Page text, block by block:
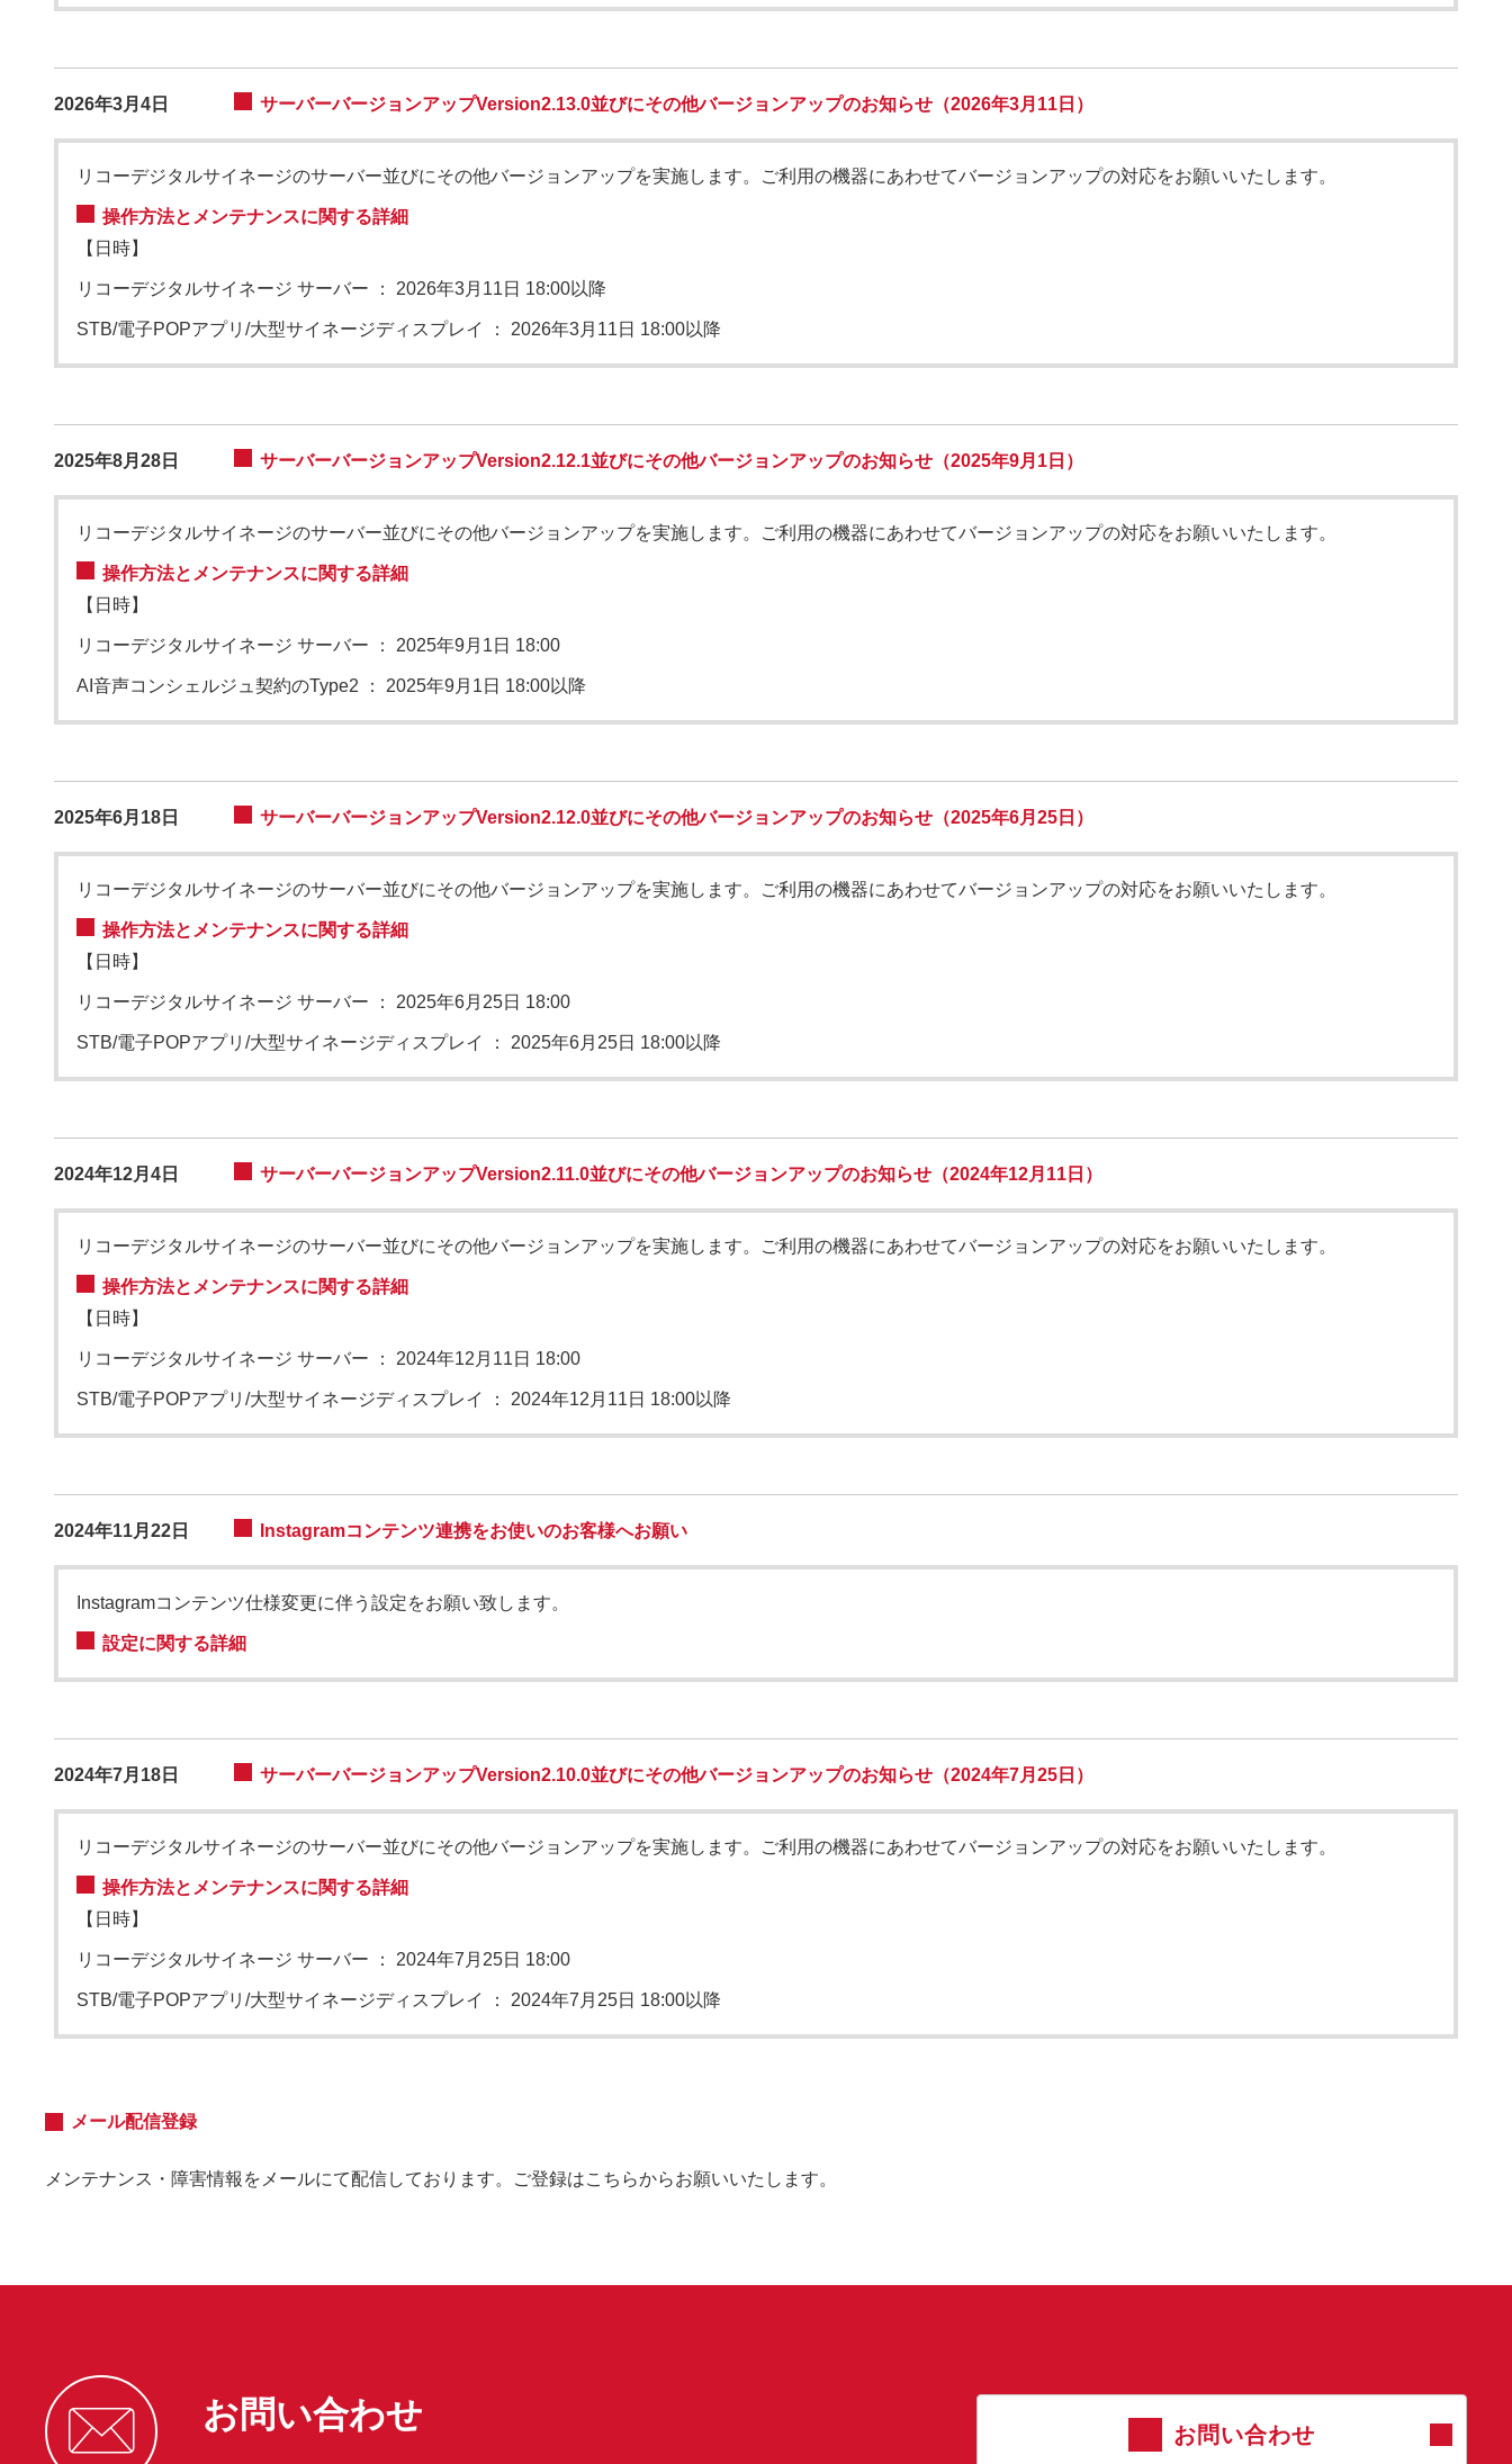
2026年3月4日 サーバーバージョンアップVersion2.13.0並びにその他バージョンアップのお知らせ（2026年3月11日）
リコーデジタルサイネージのサーバー並びにその他バージョンアップを実施します。ご利用の機器にあわせてバージョンアップの対応をお願いいたします。
操作方法とメンテナンスに関する詳細
【日時】
リコーデジタルサイネージ サーバー ： 2026年3月11日 18:00以降
STB/電子POPアプリ/大型サイネージディスプレイ ： 2026年3月11日 18:00以降
2025年8月28日 サーバーバージョンアップVersion2.12.1並びにその他バージョンアップのお知らせ（2025年9月1日）
リコーデジタルサイネージのサーバー並びにその他バージョンアップを実施します。ご利用の機器にあわせてバージョンアップの対応をお願いいたします。
操作方法とメンテナンスに関する詳細
【日時】
リコーデジタルサイネージ サーバー ： 2025年9月1日 18:00
AI音声コンシェルジュ契約のType2 ： 2025年9月1日 18:00以降
2025年6月18日 サーバーバージョンアップVersion2.12.0並びにその他バージョンアップのお知らせ（2025年6月25日）
リコーデジタルサイネージのサーバー並びにその他バージョンアップを実施します。ご利用の機器にあわせてバージョンアップの対応をお願いいたします。
操作方法とメンテナンスに関する詳細
【日時】
リコーデジタルサイネージ サーバー ： 2025年6月25日 18:00
STB/電子POPアプリ/大型サイネージディスプレイ ： 2025年6月25日 18:00以降
2024年12月4日 サーバーバージョンアップVersion2.11.0並びにその他バージョンアップのお知らせ（2024年12月11日）
リコーデジタルサイネージのサーバー並びにその他バージョンアップを実施します。ご利用の機器にあわせてバージョンアップの対応をお願いいたします。
操作方法とメンテナンスに関する詳細
【日時】
リコーデジタルサイネージ サーバー ： 2024年12月11日 18:00
STB/電子POPアプリ/大型サイネージディスプレイ ： 2024年12月11日 18:00以降
2024年11月22日 Instagramコンテンツ連携をお使いのお客様へお願い
Instagramコンテンツ仕様変更に伴う設定をお願い致します。
設定に関する詳細
2024年7月18日 サーバーバージョンアップVersion2.10.0並びにその他バージョンアップのお知らせ（2024年7月25日）
リコーデジタルサイネージのサーバー並びにその他バージョンアップを実施します。ご利用の機器にあわせてバージョンアップの対応をお願いいたします。
操作方法とメンテナンスに関する詳細
【日時】
リコーデジタルサイネージ サーバー ： 2024年7月25日 18:00
STB/電子POPアプリ/大型サイネージディスプレイ ： 2024年7月25日 18:00以降
メール配信登録
メンテナンス・障害情報をメールにて配信しております。ご登録はこちらからお願いいたします。
お問い合わせ お問い合わせ